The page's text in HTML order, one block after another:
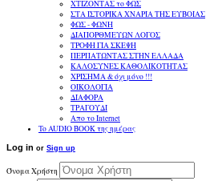
ΧΤΙΖΟΝΤΑΣ το ΦΩΣ
ΣΤΑ ΙΣΤΟΡΙΚΑ ΧΝΑΡΙΑ ΤΗΣ ΕΥΒΟΙΑΣ
ΦΩΣ - ΦΩΝΗ
ΔΙΑΠΟΡΘΜΕΥΩΝ ΛΟΓΟΣ
ΤΡΟΦΗ ΓΙΑ ΣΚΕΨΗ
ΠΕΡΠΑΤΩΝΤΑΣ ΣΤΗΝ ΕΛΛΑΔΑ
ΚΑΛΟΣΥΝΕΣ ΚΑΘΟΛΙΚΟΤΗΤΑΣ
ΧΡΙΣΗΜΑ & όχι μόνο !!!
ΟΙΚΟΛΟΓΙΑ
ΔΙΑΦΟΡΑ
ΤΡΑΓΟΥΔΙ
Απο το Internet
To AUDIO BOOK της ημέρας
Log in or Sign up
Όνομα Χρήστη